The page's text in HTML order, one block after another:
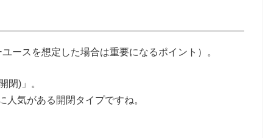
ースを想定した場合は重要になるポイント）。
閉)」。
気がある開閉タイプですね。